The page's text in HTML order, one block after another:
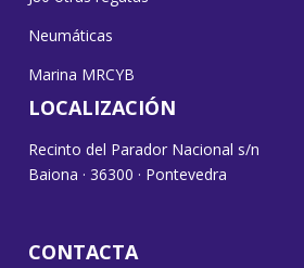
Neumáticas
Marina MRCYB
LOCALIZACIÓN
Recinto del Parador Nacional s/n
Baiona · 36300 · Pontevedra
CONTACTA